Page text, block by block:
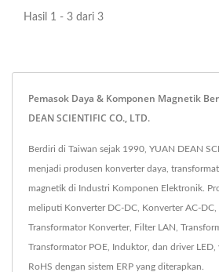
Hasil 1 - 3 dari 3
Pemasok Daya & Komponen Magnetik
DEAN SCIENTIFIC CO., LTD.
Berdiri di Taiwan sejak 1990, YUAN DEAN
menjadi produsen konverter daya,
magnetik di Industri Komponen Elektronik.
meliputi Konverter DC-DC, Konverter AC-DC,
Transformator Konverter, Filter LAN,
Transformator POE, Induktor, dan driver
RoHS dengan sistem ERP yang diterapkan.